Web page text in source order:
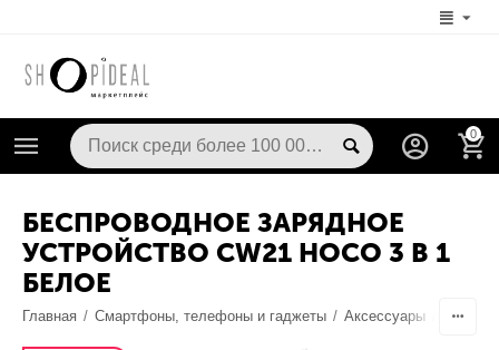
0
БЕСПРОВОДНОЕ ЗАРЯДНОЕ
УСТРОЙСТВО CW21 HOCO 3 В 1
БЕЛОЕ
Главная / Смартфоны, телефоны и гаджеты / Аксессуары Док-